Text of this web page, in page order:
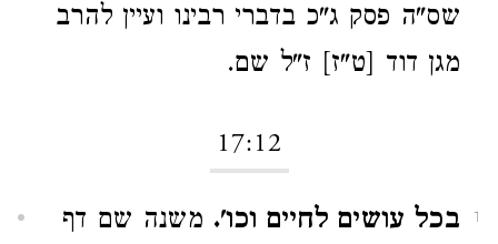
שס"ה פסק ג"כ בדברי רבינו ועיין להרב
מגן דוד [ט"ז] ז"ל שם.
17:12
1 בכל עושים לחיים וכו'. משנה שם דף